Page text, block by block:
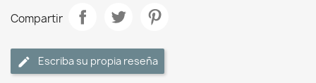
Compartir
Escriba su propia reseña